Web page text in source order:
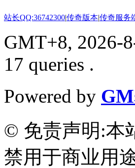
站长QQ:36742300|传奇版本|传奇服务
GMT+8, 2026-
17 queries .
Powered by
© 免责声明:本
禁用于商业用